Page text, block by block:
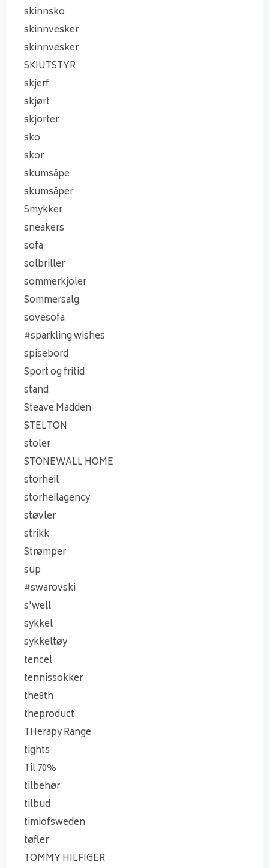
skinnsko
skinnvesker
skinnvesker
SKIUTSTYR
skjerf
skjørt
skjorter
sko
skor
skumsåpe
skumsåper
Smykker
sneakers
sofa
solbriller
sommerkjoler
Sommersalg
sovesofa
#sparkling wishes
spisebord
Sport og fritid
stand
Steave Madden
STELTON
stoler
STONEWALL HOME
storheil
storheilagency
støvler
strikk
Strømper
sup
#swarovski
s'well
sykkel
sykkeltøy
tencel
tennissokker
the8th
theproduct
THerapy Range
tights
Til 70%
tilbehør
tilbud
timiofsweden
tøfler
TOMMY HILFIGER